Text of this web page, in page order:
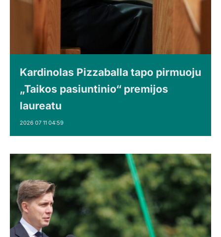
Kardinolas Pizzaballa tapo pirmuoju
„Taikos pasiuntinio“ premijos
laureatu
2026 07 11 04:59